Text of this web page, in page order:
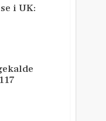
i UK: